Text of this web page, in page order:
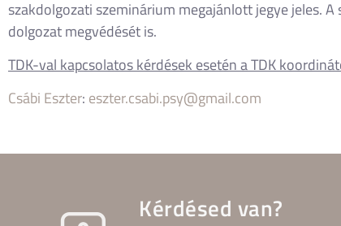
szakdolgozati szeminárium megajánlott jegye jeles.
dolgozat megvédését is.
TDK-val kapcsolatos kérdések esetén a TDK
Csábi Eszter: eszter.csabi.psy@gmail.com
Kérdésed van?